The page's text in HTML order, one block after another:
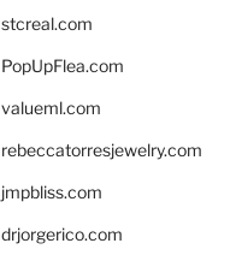
stcreal.com
PopUpFlea.com
valueml.com
rebeccatorresjewelry.com
jmpbliss.com
drjorgerico.com